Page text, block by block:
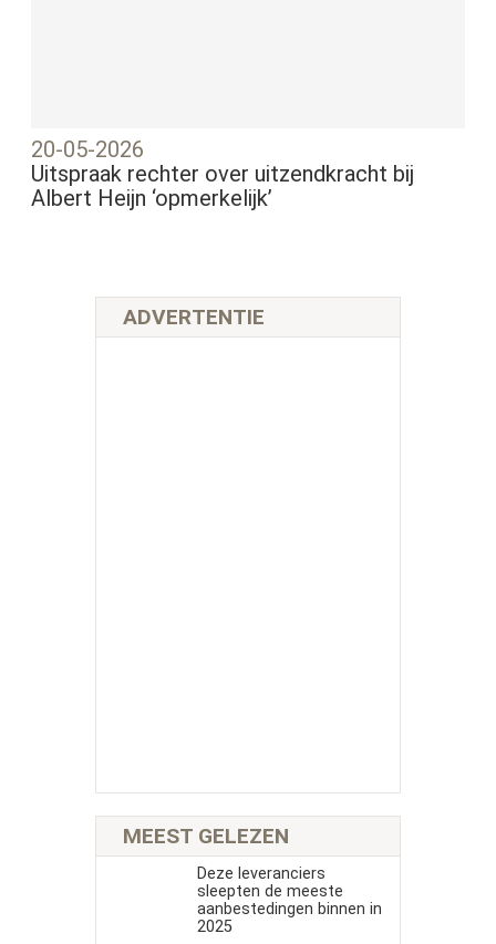
20-05-2026
Uitspraak rechter over uitzendkracht bij
Albert Heijn ‘opmerkelijk’
ADVERTENTIE
MEEST GELEZEN
Deze leveranciers
sleepten de meeste
aanbestedingen binnen in
2025